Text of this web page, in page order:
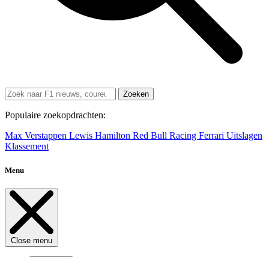
Zoeken
Populaire zoekopdrachten:
Max Verstappen Lewis Hamilton Red Bull Racing Ferrari Uitslagen
Klassement
Menu
Close menu